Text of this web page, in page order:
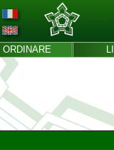
ORDINARE